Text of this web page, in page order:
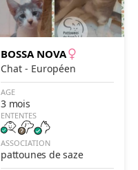
BOSSA NOVA
Chat - Européen
AGE
3 mois
ENTENTES
ASSOCIATION
pattounes de saze